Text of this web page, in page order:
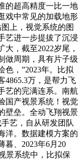
的超高精度一比一地
戏中常见的加载地形
上，视觉系统的图
艺进一步提拔了沉浸
，截至2022岁尾，
做周期，具有片子级
色，”2023年。比拟
4865.3万，是帮力飞
艺的完满连系。南航
国产视景系统！视觉
壁垒。全动飞翔视景
艺，自从研发团队
洋。数据建模方案的
暮、2023年6月20
景系统中，比拟保